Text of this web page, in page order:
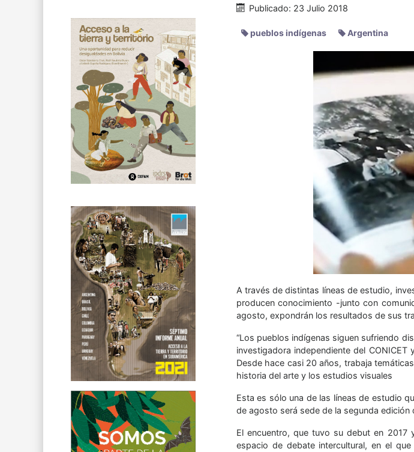
Publicado: 23 Julio 2018
pueblos indígenas Argentina
A través de distintas líneas de estudio,
producen conocimiento -junto con
agosto, expondrán los resultados de sus
“Los pueblos indígenas siguen sufriendo
investigadora independiente del
Desde hace casi 20 años, trabaja
historia del arte y los estudios visuales
Esta es sólo una de las líneas de estudio
de agosto será sede de la segunda edición
El encuentro, que tuvo su debut en 2017
espacio de debate intercultural, en el